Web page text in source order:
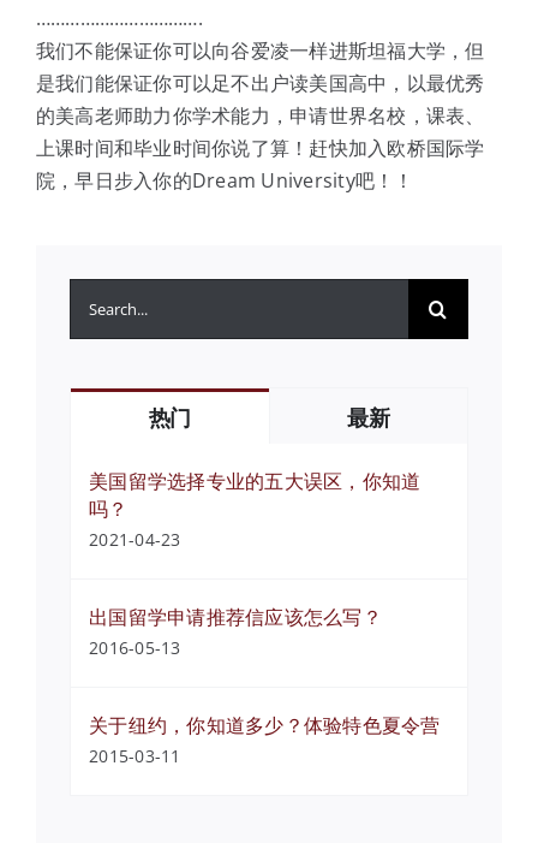
…………………………….
我们不能保证你可以向谷爱凌一样进斯坦福大学，但
是我们能保证你可以足不出户读美国高中，以最优秀
的美高老师助力你学术能力，申请世界名校，课表、
上课时间和毕业时间你说了算！赶快加入欧桥国际学
院，早日步入你的Dream University吧！！
热门 最新
美国留学选择专业的五大误区，你知道
吗？
2021-04-23
出国留学申请推荐信应该怎么写？
2016-05-13
关于纽约，你知道多少？体验特色夏令营
2015-03-11